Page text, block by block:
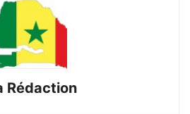
Rédaction